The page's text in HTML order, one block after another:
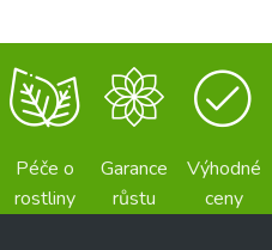
Péče o
rostliny
Garance
růstu
Výhodné
ceny